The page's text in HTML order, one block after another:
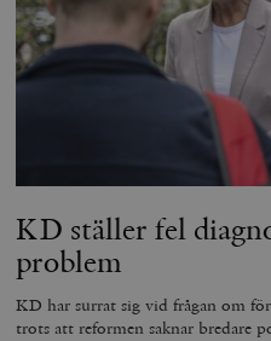
KD ställer fel
problem
KD har surrat sig vid frågan om
trots att reformen saknar bredare